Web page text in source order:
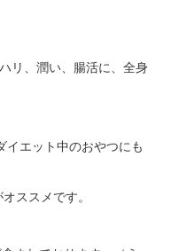
リ、潤い、腸活に、全身
イエット中のおやつにも
ススメです。